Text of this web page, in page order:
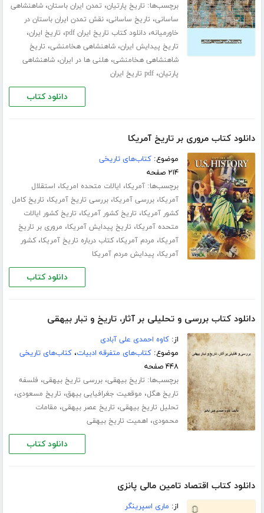
برچسب‌ها: تاریخ پارتیان، تمدن ایران باستان،شاهنشاهی
ساسانی، تاریخ ساسانی،نقش تمدن ایران باستان در
خاورمیانه،دانلود کتاب تاریخ ایران pdf ، تاریخ ایران،
تاریخ پیدایش ایران،شاهنشاهی هخامنشی، تاریخ
شاهنشاهی هخامنشی،هلنی ها در ایران،شاهنشاهی
پارتیان،pdf تاریخ ایران
دانلود کتاب
دانلود کتاب مروری بر تاریخ آمریکا
موضوع:کتاب‌های تاریخی
۲۱۴ صفحه
برچسب‌ها:آمریکا، ایالات متحده امریکا، استقلال
آمریکا،بررسی آمریکا،بررسی تاریخ آمریکا، تاریخ کامل
کشور آمریکا، تاریخ کشور آمریکا، تاریخ کشور ایالات
متحده آمریکا، تاریخ پیدایش آمریکا، مروری بر تاریخ
آمریکا، مردم آمریکا،کتاب درباره تاریخ آمریکا،کشور
آمریکا، پیدایش مردم آمریکا
دانلود کتاب
دانلود کتاب بررسى و تحلیلى بر آثار، تاریخ و تبار بیهقی
از:کاوه احمدی علی آبادی
موضوع:کتاب‌های متفرقه ادبیات،کتاب‌های تاریخی
۴۴۸ صفحه
برچسب‌ها: تاریخ بیهقی،بررسی تاریخ بیهقی، فلسفه
تاریخ هگل، موقعیت جغرافیایى بیهق، تاریخ مسعودى،
تحلیل تاریخ بیهقی، تاریخ عصر بیهقى، مقامات
محمودى، اهمیت تاریخ بیهقى
دانلود کتاب
دانلود کتاب اقتصاد تامین مالی پانزی
از: ماری اسپرینگر